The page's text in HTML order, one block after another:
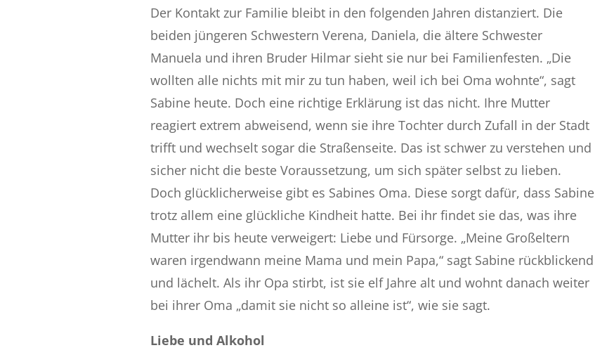
Der Kontakt zur Familie bleibt in den folgenden Jahren distanziert. Die
beiden jüngeren Schwestern Verena, Daniela, die ältere Schwester
Manuela und ihren Bruder Hilmar sieht sie nur bei Familienfesten. „Die
wollten alle nichts mit mir zu tun haben, weil ich bei Oma wohnte“, sagt
Sabine heute. Doch eine richtige Erklärung ist das nicht. Ihre Mutter
reagiert extrem abweisend, wenn sie ihre Tochter durch Zufall in der Stadt
trifft und wechselt sogar die Straßenseite. Das ist schwer zu verstehen und
sicher nicht die beste Voraussetzung, um sich später selbst zu lieben.
Doch glücklicherweise gibt es Sabines Oma. Diese sorgt dafür, dass Sabine
trotz allem eine glückliche Kindheit hatte. Bei ihr findet sie das, was ihre
Mutter ihr bis heute verweigert: Liebe und Fürsorge. „Meine Großeltern
waren irgendwann meine Mama und mein Papa,“ sagt Sabine rückblickend
und lächelt. Als ihr Opa stirbt, ist sie elf Jahre alt und wohnt danach weiter
bei ihrer Oma „damit sie nicht so alleine ist“, wie sie sagt.
Liebe und Alkohol